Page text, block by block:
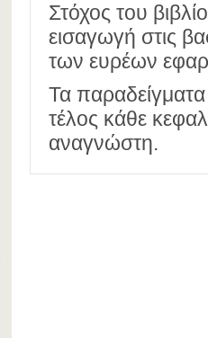
Στόχος του
εισαγωγή στις
των ευρέων
Τα
τέλος κάθε
αναγνώστη.